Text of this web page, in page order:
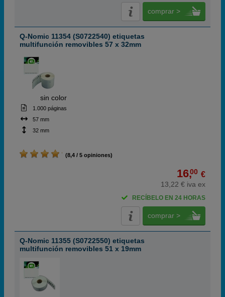
comprar >
Q-Nomic 11354 (S0722540) etiquetas
multifunción removibles 57 x 32mm
sin color
1.000 páginas
57 mm
32 mm
(8,4 / 5 opiniones)
16,00 €
13,22 € iva ex
RECÍBELO EN 24 HORAS
comprar >
Q-Nomic 11355 (S0722550) etiquetas
multifunción removibles 51 x 19mm